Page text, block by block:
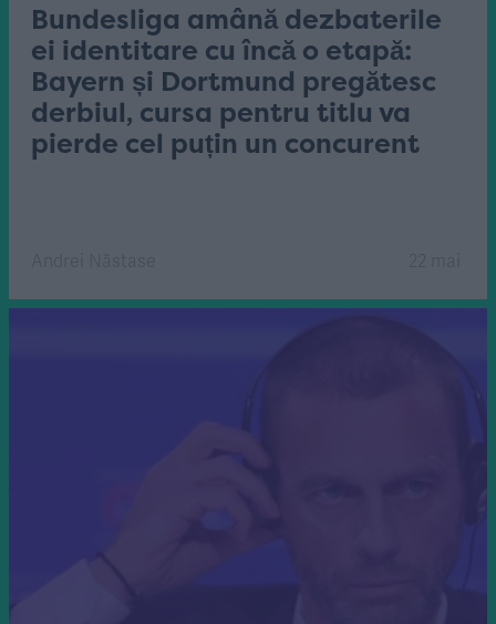
Bundesliga amână dezbaterile
ei identitare cu încă o etapă:
Bayern și Dortmund pregătesc
derbiul, cursa pentru titlu va
pierde cel puțin un concurent